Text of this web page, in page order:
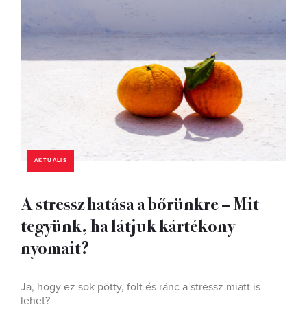
AKTUÁLIS
A stressz hatása a bőrünkre – Mit
tegyünk, ha látjuk kártékony
nyomait?
Ja, hogy ez sok pötty, folt és ránc a stressz miatt is
lehet?